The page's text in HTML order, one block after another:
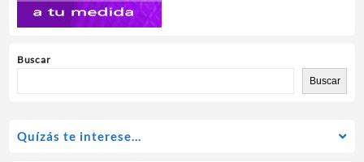
Buscar
Buscar
Quízás te interese…